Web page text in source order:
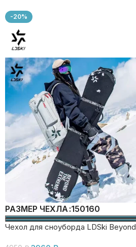
-20%
РАЗМЕР ЧЕХЛА 150160
Чехол для сноуборда LDSki Beyond